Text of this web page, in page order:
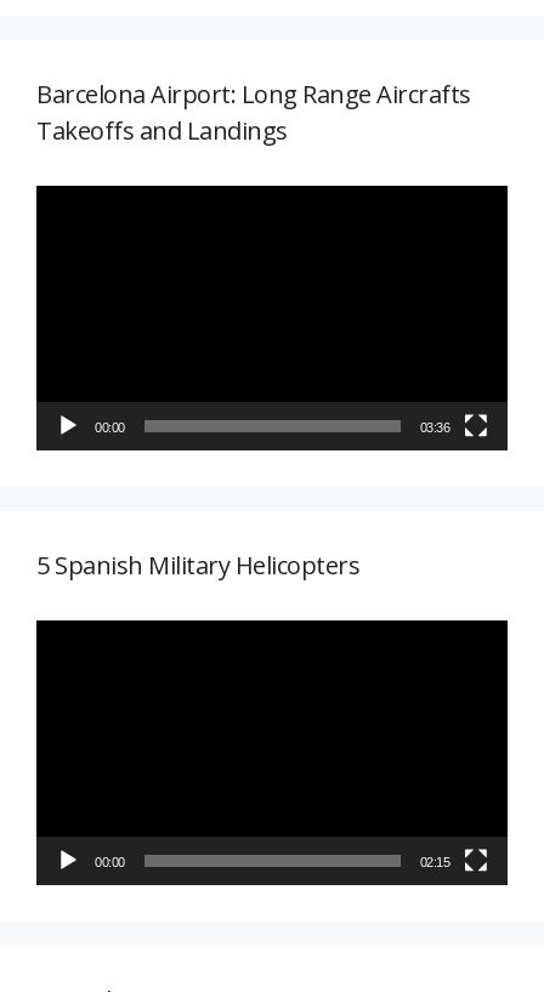
Barcelona Airport: Long Range Aircrafts
Takeoffs and Landings
00:00 03:36
5 Spanish Military Helicopters
00:00 02:15